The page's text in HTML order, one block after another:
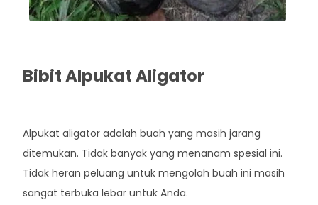
Bibit Alpukat Aligator
Alpukat aligator adalah buah yang masih jarang
ditemukan. Tidak banyak yang menanam spesial ini.
Tidak heran peluang untuk mengolah buah ini masih
sangat terbuka lebar untuk Anda.